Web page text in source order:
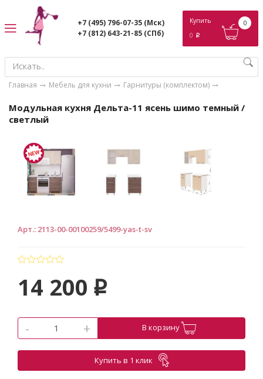
+7 (495) 796-07-35 (Мск)
+7 (812) 643-21-85 (СПб)
Купить
0 p
0
Главная Мебель для кухни Гарнитуры (комплектом)
Модульная кухня Дельта-11 ясень шимо темный /
светлый
Арт.: 2113-00-00100259/5499-yas-t-sv
14 200 p
- + В корзину
Купить в 1 клик